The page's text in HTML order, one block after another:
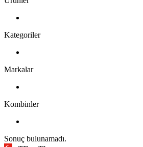
Kategoriler
Markalar
Kombinler
Sonuç bulunamadı.